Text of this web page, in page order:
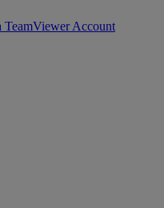
TeamViewer Account